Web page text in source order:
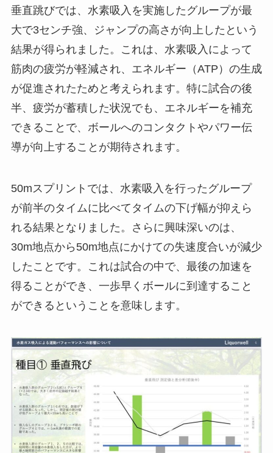
垂直跳びでは、水素吸入を実施したグループが最
大で3センチ強、ジャンプの高さが向上したという
結果が得られました。これは、水素吸入によって
筋肉の疲労が軽減され、エネルギー（ATP）の生成
が促進されたためと考えられます。特に試合の後
半、疲労が蓄積した状況でも、エネルギーを補充
できることで、ボールへのコンタクトやパワー伝
導が向上することが期待されます。
50mスプリントでは、水素吸入を行ったグループ
が前半のタイムに比べてタイムの下げ幅が抑えら
れる結果となりました。さらに興味深いのは、
30m地点から50m地点にかけての失速度合いが減少
したことです。これは試合の中で、最後の加速を
得ることができ、一歩早くボールに到達すること
ができるということを意味します。